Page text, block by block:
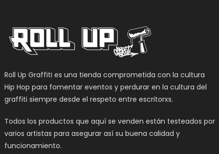
Roll Up Graffiti es una tienda comprometida con la cultura
Hip Hop para fomentar eventos y perdurar en la cultura del
graffiti siempre desde el respeto entre escritorxs.
Todos los productos que aquí se venden están testeados por
varios artistas para asegurar así su buena calidad y
funcionamiento.